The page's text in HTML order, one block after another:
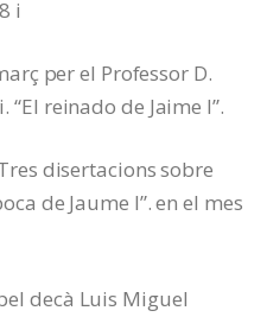
i
per el Professor D.
“El reinado de Jaime I”.
disertacions sobre
de Jaume I”. en el mes
decà Luis Miguel